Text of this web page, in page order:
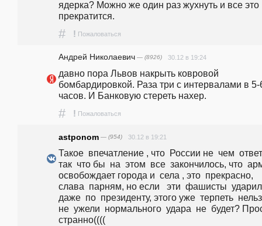
ядерка? Можно же один раз жухнуть и все это
прекратится.
# ! Пожаловаться
Андрей Николаевич — (8926) 30.12 в 19:24
давно пора Львов накрыть ковровой
бомбардировкой. Раза три с интервалами в 5-
часов. И Банковую стереть нахер.
# ! Пожаловаться
astponom — (954) 30.12 в 19:21
Такое  впечатление , что  России не  чем
так  что бы  на  этом  все  закончилось, что
освобождает города и  села , это  прекрасно,
слава  парням, но если   эти  фашисты
даже  по  президенту, этого уже  терпеть
не  ужели  нормального  удара  не  будет?
странно((((